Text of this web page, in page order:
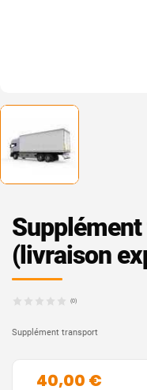
(livraison
(0)
Supplément transport
40,00 €